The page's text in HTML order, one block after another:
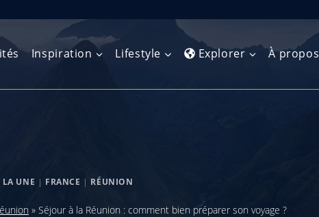
Inspiration Lifestyle Explorer
Afrique de l’Est
À propos
LA UNE | FRANCE | RÉUNION
» Séjour à la Réunion : comment bien préparer son voyage ?